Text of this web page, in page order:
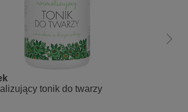
Origanum
Pullulan,
Diacetate,
tonik do twarzy